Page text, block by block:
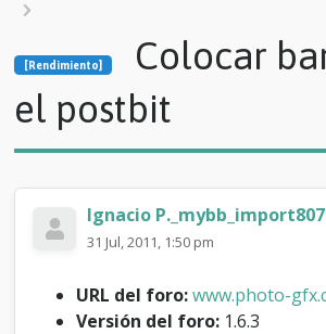
o
l
a
b
r
[Rendimiento]
Colocar
el postbit
Ignacio
31 Jul, 2011, 1:50 pm
URL del foro: www.photo-
Versión del foro: 1.6.3